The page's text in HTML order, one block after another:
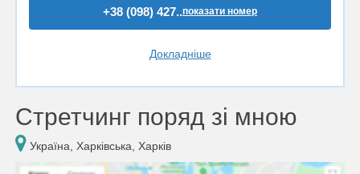
+38 (098) 427..показати номер
Докладніше
Стретчинг поряд зі мною
Україна, Харківська, Харків